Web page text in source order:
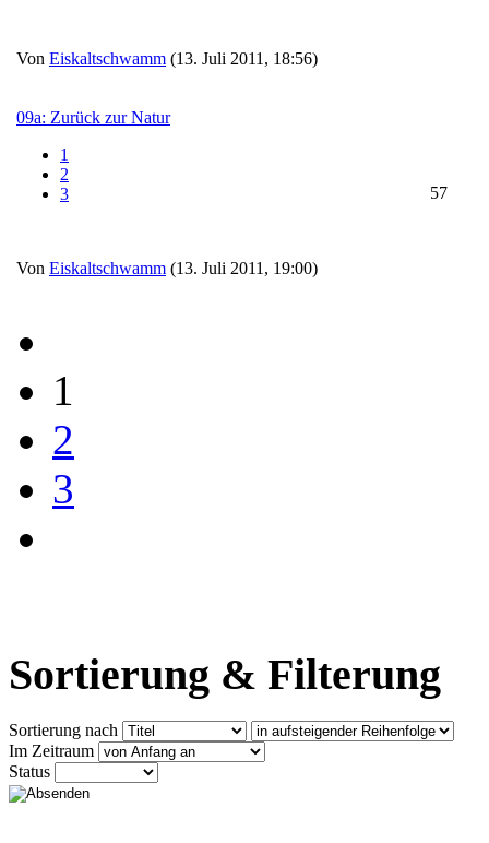
Von Eiskaltschwamm (13. Juli 2011, 18:56)
09a: Zurück zur Natur
1
2
3
Von Eiskaltschwamm (13. Juli 2011, 19:00)
57
1
2
3
Sortierung & Filterung
Sortierung nach
Im Zeitraum
Status